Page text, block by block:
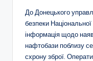
До Донецького
безпеки Національної
інформація щодо
нафтобази поблизу
схрону зброї.